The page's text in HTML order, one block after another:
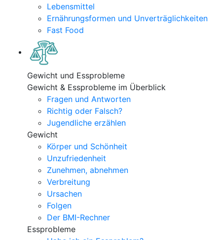
Lebensmittel
Ernährungsformen und Unverträglichkeiten
Fast Food
Gewicht und Essprobleme
Gewicht & Essprobleme im Überblick
Fragen und Antworten
Richtig oder Falsch?
Jugendliche erzählen
Gewicht
Körper und Schönheit
Unzufriedenheit
Zunehmen, abnehmen
Verbreitung
Ursachen
Folgen
Der BMI-Rechner
Essprobleme